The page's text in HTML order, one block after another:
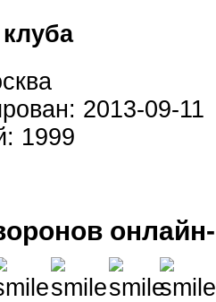
2013-09-11
1999